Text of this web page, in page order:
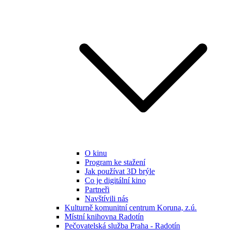
O kinu
Program ke stažení
Jak používat 3D brýle
Co je digitální kino
Partneři
Navštívili nás
Kulturně komunitní centrum Koruna, z.ú.
Místní knihovna Radotín
Pečovatelská služba Praha - Radotín